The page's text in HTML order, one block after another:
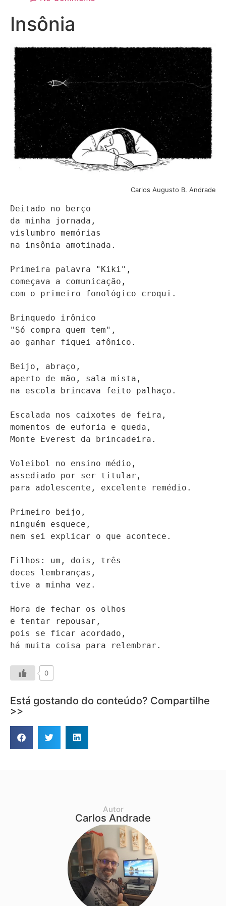
Insônia
Carlos Augusto B. Andrade
Deitado no berço
da minha jornada,
vislumbro memórias
na insônia amotinada.
Primeira palavra "Kiki",
começava a comunicação,
com o primeiro fonológico croqui.
Brinquedo irônico
"Só compra quem tem",
ao ganhar fiquei afônico.
Beijo, abraço,
aperto de mão, sala mista,
na escola brincava feito palhaço.
Escalada nos caixotes de feira,
momentos de euforia e queda,
Monte Everest da brincadeira.
Voleibol no ensino médio,
assediado por ser titular,
para adolescente, excelente remédio.
Primeiro beijo,
ninguém esquece,
nem sei explicar o que acontece.
Filhos: um, dois, três
doces lembranças,
tive a minha vez.
Hora de fechar os olhos
e tentar repousar,
pois se ficar acordado,
há muita coisa para relembrar.
0
Está gostando do conteúdo? Compartilhe
>>
Autor
Carlos Andrade